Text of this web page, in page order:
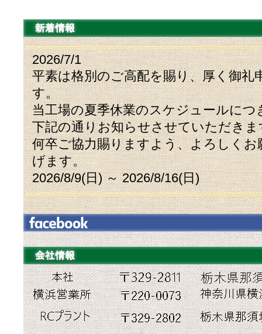
2026/7/1
平素は格別のご高配を賜り、厚く御礼
す。
当工場の夏季休業のスケジュールにつ
下記の通りお知らせさせていただきま
何卒ご協力賜りますよう、よろしくお
げます。
2026/8/9(日) ～ 2026/8/16(日)